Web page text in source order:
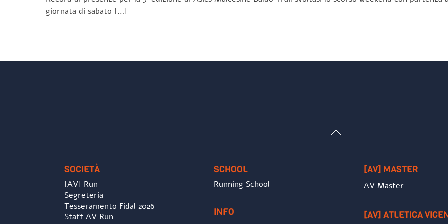
giornata di sabato […]
Back
SOCIETÀ
[AV] Run
Segreteria
Tesseramento Fidal 2026
Staff AV Run
SCHOOL
Running School
INFO
[AV] MASTER
AV Master
[AV] ATLETICA